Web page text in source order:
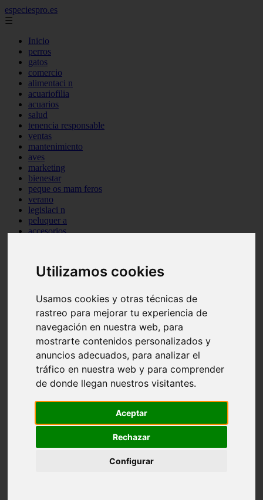
Utilizamos cookies
Usamos cookies y otras técnicas de
rastreo para mejorar tu experiencia de
navegación en nuestra web, para
mostrarte contenidos personalizados y
anuncios adecuados, para analizar el
tráfico en nuestra web y para comprender
de donde llegan nuestros visitantes.
Aceptar
Rechazar
Configurar
especiespro.es
☰
Inicio
perros
gatos
comercio
alimentaci n
acuariofilia
acuarios
salud
tenencia responsable
ventas
mantenimiento
aves
marketing
bienestar
peque os mam feros
verano
legislaci n
peluquer a
accesorios
comportamiento
reptiles
abandono
adopci n
ferias
snacks
acuario
iberzoo propet
comercios
estanques
viajar
cr a